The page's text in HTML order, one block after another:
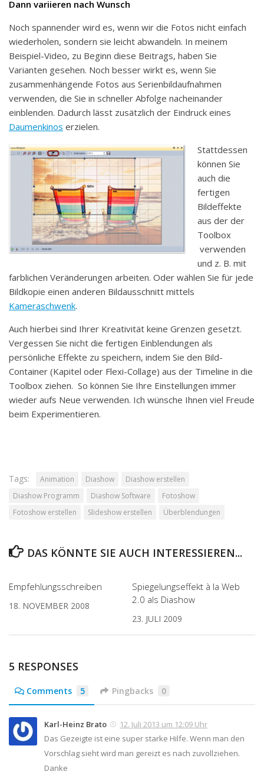
Dann variieren nach Wunsch
Noch spannender wird es, wenn wir die Fotos nicht einfach
wiederholen, sondern sie leicht abwandeln. In meinem
Beispiel-Video, zu Beginn diese Beitrags, haben Sie
Varianten gesehen. Noch besser wirkt es, wenn Sie
zusammenhängende Fotos aus Serienbildaufnahmen
verwenden, die Sie in schneller Abfolge nacheinander
einblenden. Dadurch lässt zusätzlich der Eindruck eines
Daumenkinos erzielen.
Stattdessen
können Sie
auch die
fertigen
Bildeffekte
aus der der
Toolbox
verwenden
und z. B. mit
farblichen Veränderungen arbeiten. Oder wählen Sie für jede
Bildkopie einen anderen Bildausschnitt mittels
Kameraschwenk.
Auch hierbei sind Ihrer Kreativität keine Grenzen gesetzt.
Vergessen Sie nicht die fertigen Einblendungen als
persönliche Effekte zu speichern, indem Sie den Bild-
Container (Kapitel oder Flexi-Collage) aus der Timeline in die
Toolbox ziehen. So können Sie Ihre Einstellungen immer
wieder aufs Neue verwenden. Ich wünsche Ihnen viel Freude
beim Experimentieren.
Tags: Animation Diashow
Diashow erstellen
Diashow Programm
Diashow Software
Fotoshow
Fotoshow erstellen
Slideshow erstellen Überblendungen
DAS KÖNNTE SIE AUCH INTERESSIEREN...
Empfehlungsschreiben
18. NOVEMBER 2008
Spiegelungseffekt à la Web
2.0 als Diashow
23. JULI 2009
5 RESPONSES
Comments 5 Pingbacks 0
Karl-Heinz Brato
12. Juli 2013 um 12:09 Uhr
Das Gezeigte ist eine super starke Hilfe. Wenn man den
Vorschlag sieht wird man gereizt es nach zuvollziehen.
Danke